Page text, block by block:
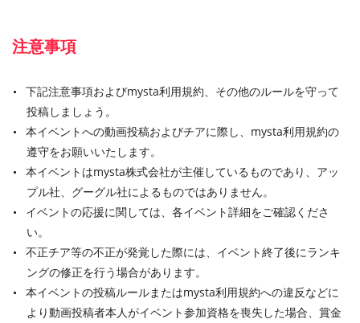
注意事項
下記注意事項およびmysta利用規約、その他のルールを守って
投稿しましょう。
本イベントへの動画投稿およびチアに際し、mysta利用規約の
遵守をお願いいたします。
本イベントはmysta株式会社が主催しているものであり、アッ
プル社、グーグル社によるものではありません。
イベントの応援に関しては、各イベント詳細をご確認くださ
い。
不正チア等の不正が発覚した際には、イベント終了後にランキ
ングの修正を行う場合があります。
本イベントの投稿ルールまたはmysta利用規約への違反などに
より動画投稿者本人がイベント参加資格を喪失した場合、賞金